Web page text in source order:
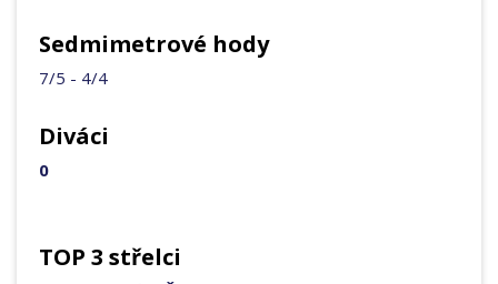
Sedmimetrové hody
7/5 - 4/4
Diváci
0
TOP 3 střelci